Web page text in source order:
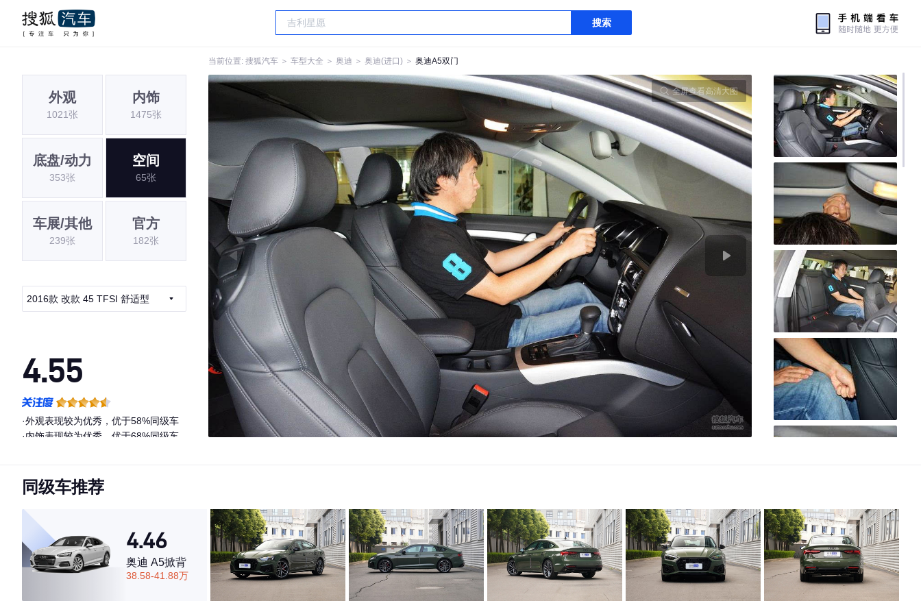
搜索
当前位置: 搜狐汽车 ＞ 车型大全 ＞ 奥迪 ＞ 奥迪(进口) ＞ 奥迪A5双门
外观
1021张
内饰
1475张
底盘/动力
353张
空间
65张
车展/其他
239张
官方
182张
2016款 改款 45 TFSI 舒适型
4.55
·外观表现较为优秀，优于58%同级车
·内饰表现较为优秀，优于68%同级车
全屏查看高清大图
同级车推荐
4.46
奥迪 A5掀背
38.58-41.88万